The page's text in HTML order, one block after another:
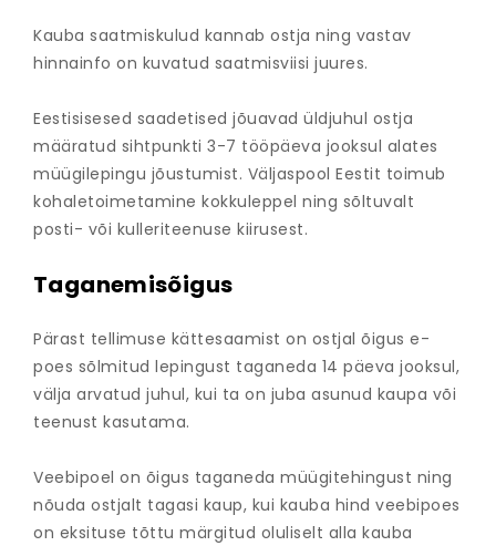
Kauba saatmiskulud kannab ostja ning vastav
hinnainfo on kuvatud saatmisviisi juures.
Eestisisesed saadetised jõuavad üldjuhul ostja
määratud sihtpunkti 3-7 tööpäeva jooksul alates
müügilepingu jõustumist. Väljaspool Eestit toimub
kohaletoimetamine kokkuleppel ning sõltuvalt
posti- või kulleriteenuse kiirusest.
Taganemisõigus
Pärast tellimuse kättesaamist on ostjal õigus e-
poes sõlmitud lepingust taganeda 14 päeva jooksul,
välja arvatud juhul, kui ta on juba asunud kaupa või
teenust kasutama.
Veebipoel on õigus taganeda müügitehingust ning
nõuda ostjalt tagasi kaup, kui kauba hind veebipoes
on eksituse tõttu märgitud oluliselt alla kauba